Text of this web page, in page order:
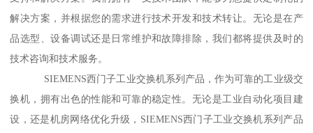
解决方案，并根据您的需求进行技术开发和技术转让。无论是在产
品选型、设备调试还是日常维护和故障排除，我们都将提供及时的
技术咨询和技术服务。
SIEMENS西门子工业交换机系列产品，作为可靠的工业级交
换机，拥有出色的性能和可靠的稳定性。无论是工业自动化项目建
设，还是机房网络优化升级，SIEMENS西门子工业交换机系列产品